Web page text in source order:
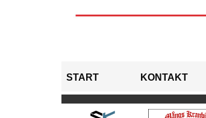
START KONTAKT